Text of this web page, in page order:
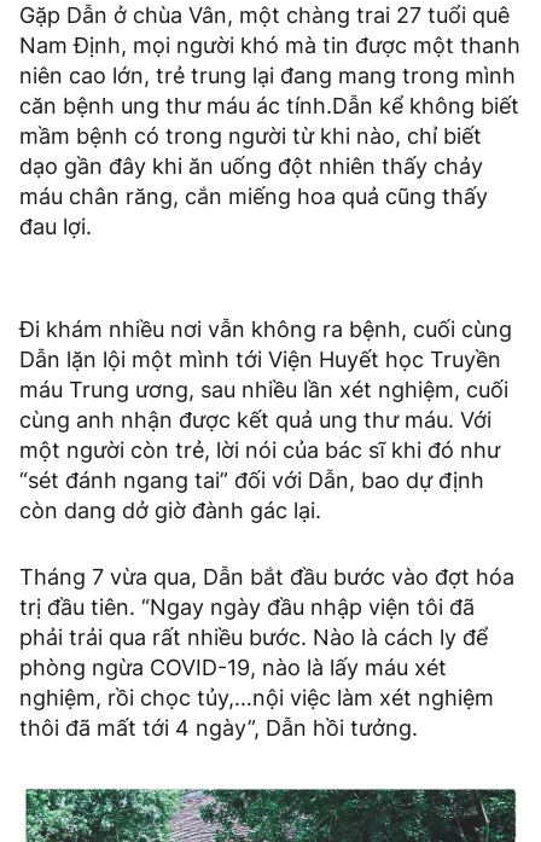
Gặp Dẫn ở chùa Vân, một chàng trai 27 tuổi quê
Nam Định, mọi người khó mà tin được một thanh
niên cao lớn, trẻ trung lại đang mang trong mình
căn bệnh ung thư máu ác tính.Dẫn kể không biết
mầm bệnh có trong người từ khi nào, chỉ biết
dạo gần đây khi ăn uống đột nhiên thấy chảy
máu chân răng, cắn miếng hoa quả cũng thấy
đau lợi.
Đi khám nhiều nơi vẫn không ra bệnh, cuối cùng
Dẫn lặn lội một mình tới Viện Huyết học Truyền
máu Trung ương, sau nhiều lần xét nghiệm, cuối
cùng anh nhận được kết quả ung thư máu. Với
một người còn trẻ, lời nói của bác sĩ khi đó như
“sét đánh ngang tai” đối với Dẫn, bao dự định
còn dang dở giờ đành gác lại.
Tháng 7 vừa qua, Dẫn bắt đầu bước vào đợt hóa
trị đầu tiên. “Ngay ngày đầu nhập viện tôi đã
phải trải qua rất nhiều bước. Nào là cách ly để
phòng ngừa COVID-19, nào là lấy máu xét
nghiệm, rồi chọc tủy,…nội việc làm xét nghiệm
thôi đã mất tới 4 ngày”, Dẫn hồi tưởng.